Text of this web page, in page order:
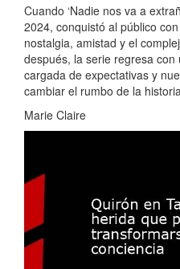
Cuando ‘Nadie nos va a
2024, conquistó al público
nostalgia, amistad y el
después, la serie regresa
cargada de expectativas y
cambiar el rumbo de la
Marie Claire